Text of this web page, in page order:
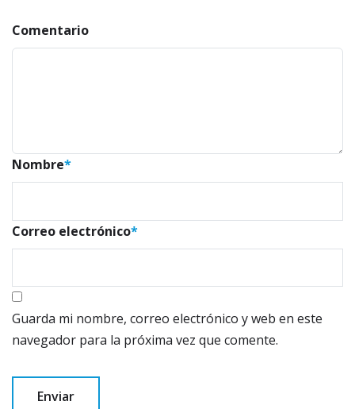
Comentario
Nombre*
Correo electrónico*
Guarda mi nombre, correo electrónico y web en este
navegador para la próxima vez que comente.